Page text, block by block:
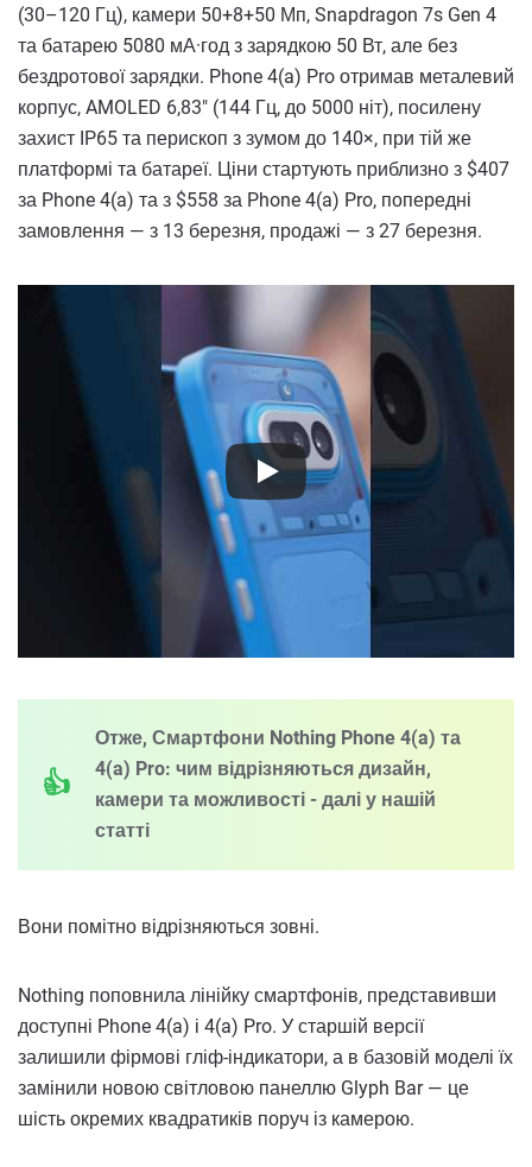
(30–120 Гц), камери 50+8+50 Мп, Snapdragon 7s Gen 4
та батарею 5080 мА·год з зарядкою 50 Вт, але без
бездротової зарядки. Phone 4(a) Pro отримав металевий
корпус, AMOLED 6,83" (144 Гц, до 5000 ніт), посилену
захист IP65 та перископ з зумом до 140×, при тій же
платформі та батареї. Ціни стартують приблизно з $407
за Phone 4(a) та з $558 за Phone 4(a) Pro, попередні
замовлення — з 13 березня, продажі — з 27 березня.
Отже, Смартфони Nothing Phone 4(a) та
4(a) Pro: чим відрізняються дизайн,
камери та можливості - далі у нашій
статті
Вони помітно відрізняються зовні.
Nothing поповнила лінійку смартфонів, представивши
доступні Phone 4(a) і 4(a) Pro. У старшій версії
залишили фірмові гліф-індикатори, а в базовій моделі їх
замінили новою світловою панеллю Glyph Bar — це
шість окремих квадратиків поруч із камерою.